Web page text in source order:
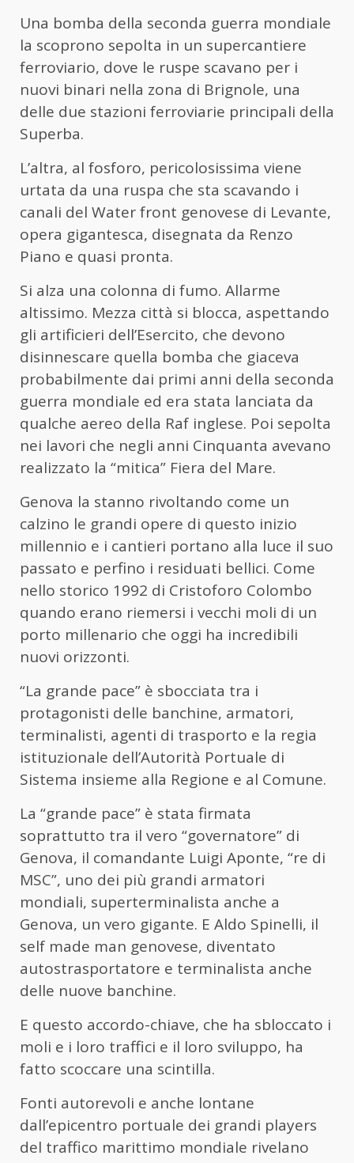
Una bomba della seconda guerra mondiale
la scoprono sepolta in un supercantiere
ferroviario, dove le ruspe scavano per i
nuovi binari nella zona di Brignole, una
delle due stazioni ferroviarie principali della
Superba.
L’altra, al fosforo, pericolosissima viene
urtata da una ruspa che sta scavando i
canali del Water front genovese di Levante,
opera gigantesca, disegnata da Renzo
Piano e quasi pronta.
Si alza una colonna di fumo. Allarme
altissimo. Mezza città si blocca, aspettando
gli artificieri dell’Esercito, che devono
disinnescare quella bomba che giaceva
probabilmente dai primi anni della seconda
guerra mondiale ed era stata lanciata da
qualche aereo della Raf inglese. Poi sepolta
nei lavori che negli anni Cinquanta avevano
realizzato la “mitica” Fiera del Mare.
Genova la stanno rivoltando come un
calzino le grandi opere di questo inizio
millennio e i cantieri portano alla luce il suo
passato e perfino i residuati bellici. Come
nello storico 1992 di Cristoforo Colombo
quando erano riemersi i vecchi moli di un
porto millenario che oggi ha incredibili
nuovi orizzonti.
“La grande pace” è sbocciata tra i
protagonisti delle banchine, armatori,
terminalisti, agenti di trasporto e la regia
istituzionale dell’Autorità Portuale di
Sistema insieme alla Regione e al Comune.
La “grande pace” è stata firmata
soprattutto tra il vero “governatore” di
Genova, il comandante Luigi Aponte, “re di
MSC”, uno dei più grandi armatori
mondiali, superterminalista anche a
Genova, un vero gigante. E Aldo Spinelli, il
self made man genovese, diventato
autostrasportatore e terminalista anche
delle nuove banchine.
E questo accordo-chiave, che ha sbloccato i
moli e i loro traffici e il loro sviluppo, ha
fatto scoccare una scintilla.
Fonti autorevoli e anche lontane
dall’epicentro portuale dei grandi players
del traffico marittimo mondiale rivelano